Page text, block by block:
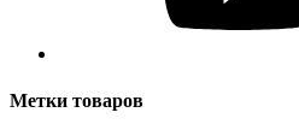
Метки товаров